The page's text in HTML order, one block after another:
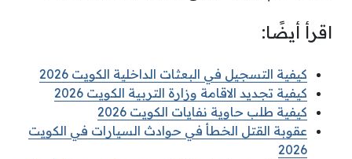
اقرأ أيضًا:
كيفية التسجيل في البعثات الداخلية الكويت 2026
كيفية تجديد الاقامة وزارة التربية الكويت 2026
كيفية طلب حاوية نفايات الكويت 2026
عقوبة القتل الخطأ في حوادث السيارات في الكويت
2026